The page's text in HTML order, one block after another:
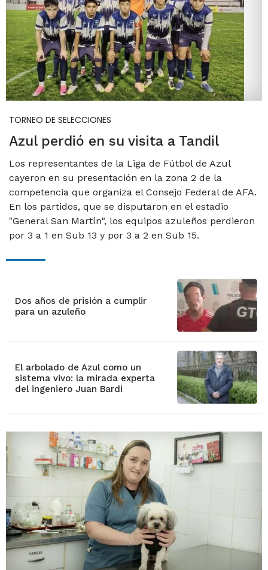
TORNEO DE SELECCIONES
Azul perdió en su visita a Tandil
Los representantes de la Liga de Fútbol de Azul
cayeron en su presentación en la zona 2 de la
competencia que organiza el Consejo Federal de AFA.
En los partidos, que se disputaron en el estadio
"General San Martín", los equipos azuleños perdieron
por 3 a 1 en Sub 13 y por 3 a 2 en Sub 15.
Dos años de prisión a cumplir
para un azuleño
El arbolado de Azul como un
sistema vivo: la mirada experta
del ingeniero Juan Bardi